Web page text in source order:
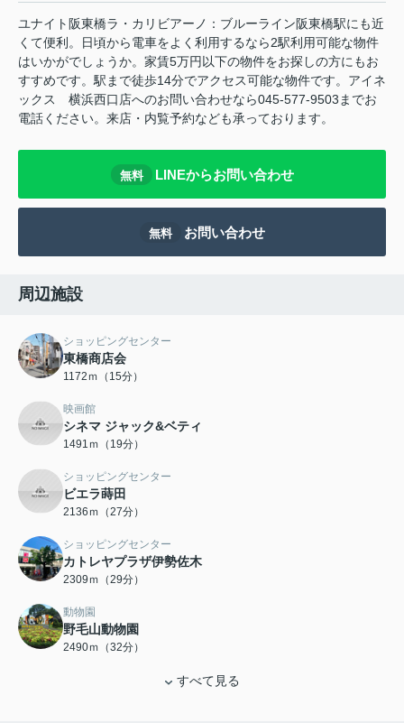
ユナイト阪東橋ラ・カリビアーノ：ブルーライン阪東橋駅にも近
くて便利。日頃から電車をよく利用するなら2駅利用可能な物件
はいかがでしょうか。家賃5万円以下の物件をお探しの方にもお
すすめです。駅まで徒歩14分でアクセス可能な物件です。アイネ
ックス 横浜西口店へのお問い合わせなら045-577-9503までお
電話ください。来店・内覧予約なども承っております。
無料 LINEからお問い合わせ
無料 お問い合わせ
周辺施設
ショッピングセンター
東橋商店会
1172ｍ（15分）
映画館
シネマ ジャック&ベティ
1491ｍ（19分）
ショッピングセンター
ビエラ蒔田
2136ｍ（27分）
ショッピングセンター
カトレヤプラザ伊勢佐木
2309ｍ（29分）
動物園
野毛山動物園
2490ｍ（32分）
すべて見る